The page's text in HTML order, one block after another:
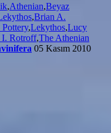
,Athenian,Beyaz
,Brian A.
,Lekythos,Lucy
I. Rotroff,The Athenian
vinifera 05 Kasım 2010